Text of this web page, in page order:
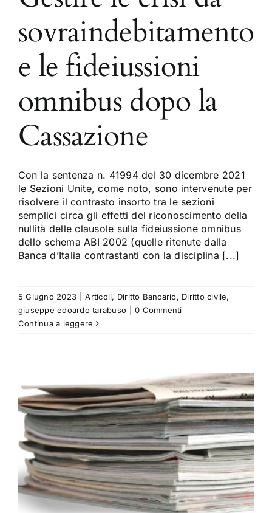
sovraindebitamento
e le fideiussioni
omnibus dopo la
Cassazione
Con la sentenza n. 41994 del 30 dicembre 2021
le Sezioni Unite, come noto, sono intervenute per
risolvere il contrasto insorto tra le sezioni
semplici circa gli effetti del riconoscimento della
nullità delle clausole sulla fideiussione omnibus
dello schema ABI 2002 (quelle ritenute dalla
Banca d’Italia contrastanti con la disciplina [...]
5 Giugno 2023 Articoli, Diritto Bancario, Diritto civile,
giuseppe edoardo tarabuso
0 Commenti
Continua a leggere